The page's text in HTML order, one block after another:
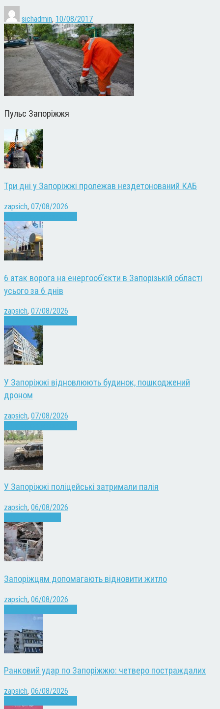
sichadmin, 10/08/2017
Пульс Запоріжжя
Три дні у Запоріжжі пролежав нездетонований КАБ
zapsich, 07/08/2026
6 атак ворога на енергооб’єкти в Запорізькій області
усього за 6 днів
zapsich, 07/08/2026
У Запоріжжі відновлюють будинок, пошкоджений
дроном
zapsich, 07/08/2026
У Запоріжжі поліцейські затримали палія
zapsich, 06/08/2026
Запоріжцям допомагають відновити житло
zapsich, 06/08/2026
Ранковий удар по Запоріжжю: четверо постраждалих
zapsich, 06/08/2026